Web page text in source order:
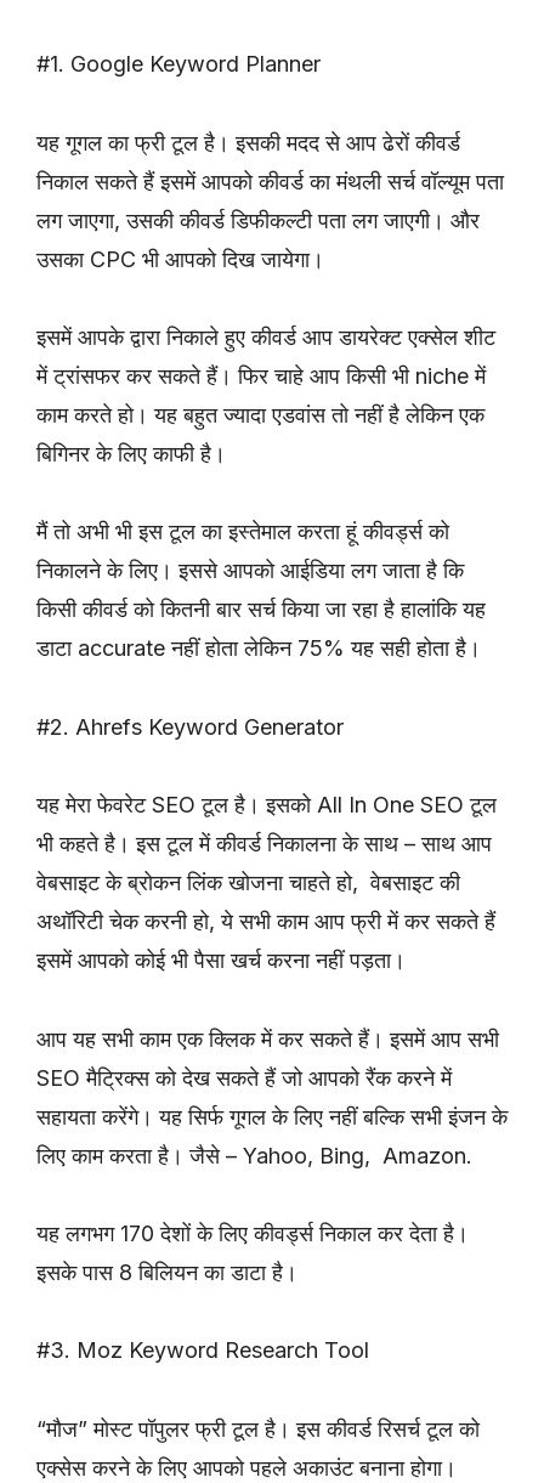
#1. Google Keyword Planner
यह गूगल का फ्री टूल है। इसकी मदद से आप ढेरों कीवर्ड
निकाल सकते हैं इसमें आपको कीवर्ड का मंथली सर्च वॉल्यूम पता
लग जाएगा, उसकी कीवर्ड डिफीकल्टी पता लग जाएगी। और
उसका CPC भी आपको दिख जायेगा।
इसमें आपके द्वारा निकाले हुए कीवर्ड आप डायरेक्ट एक्सेल शीट
में ट्रांसफर कर सकते हैं। फिर चाहे आप किसी भी niche में
काम करते हो। यह बहुत ज्यादा एडवांस तो नहीं है लेकिन एक
बिगिनर के लिए काफी है।
मैं तो अभी भी इस टूल का इस्तेमाल करता हूं कीवर्ड्स को
निकालने के लिए। इससे आपको आईडिया लग जाता है कि
किसी कीवर्ड को कितनी बार सर्च किया जा रहा है हालांकि यह
डाटा accurate नहीं होता लेकिन 75% यह सही होता है।
#2. Ahrefs Keyword Generator
यह मेरा फेवरेट SEO टूल है। इसको All In One SEO टूल
भी कहते है। इस टूल में कीवर्ड निकालना के साथ – साथ आप
वेबसाइट के ब्रोकन लिंक खोजना चाहते हो, वेबसाइट की
अथॉरिटी चेक करनी हो, ये सभी काम आप फ्री में कर सकते हैं
इसमें आपको कोई भी पैसा खर्च करना नहीं पड़ता।
आप यह सभी काम एक क्लिक में कर सकते हैं। इसमें आप सभी
SEO मैट्रिक्स को देख सकते हैं जो आपको रैंक करने में
सहायता करेंगे। यह सिर्फ गूगल के लिए नहीं बल्कि सभी इंजन के
लिए काम करता है। जैसे – Yahoo, Bing, Amazon.
यह लगभग 170 देशों के लिए कीवर्ड्स निकाल कर देता है।
इसके पास 8 बिलियन का डाटा है।
#3. Moz Keyword Research Tool
“मौज” मोस्ट पॉपुलर फ्री टूल है। इस कीवर्ड रिसर्च टूल को
एक्सेस करने के लिए आपको पहले अकाउंट बनाना होगा।